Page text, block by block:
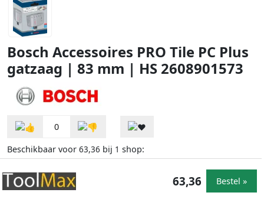
Bosch Accessoires PRO Tile PC Plus
gatzaag | 83 mm | HS 2608901573
0
Beschikbaar voor 63,36 bij 1 shop:
63,36 Bestel »